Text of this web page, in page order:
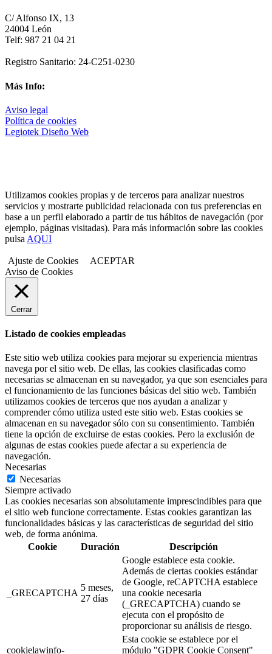
C/ Alfonso IX, 13
24004 León
Telf: 987 21 04 21
Registro Sanitario: 24-C251-0230
Más Info:
Aviso legal
Política de cookies
Legiotek Diseño Web
Utilizamos cookies propias y de terceros para analizar nuestros
servicios y mostrarte publicidad relacionada con tus preferencias en
base a un perfil elaborado a partir de tus hábitos de navegación (por
ejemplo, páginas visitadas). Para más información sobre las cookies
pulsa AQUI
Ajuste de Cookies
ACEPTAR
Aviso de Cookies
Cerrar
Listado de cookies empleadas
Este sitio web utiliza cookies para mejorar su experiencia mientras
navega por el sitio web. De ellas, las cookies clasificadas como
necesarias se almacenan en su navegador, ya que son esenciales para
el funcionamiento de las funciones básicas del sitio web. También
utilizamos cookies de terceros que nos ayudan a analizar y
comprender cómo utiliza usted este sitio web. Estas cookies se
almacenan en su navegador sólo con su consentimiento. También
tiene la opción de excluirse de estas cookies. Pero la exclusión de
algunas de estas cookies puede afectar a su experiencia de
navegación.
Necesarias
Necesarias
Siempre activado
Las cookies necesarias son absolutamente imprescindibles para que
el sitio web funcione correctamente. Estas cookies garantizan las
funcionalidades básicas y las características de seguridad del sitio
web, de forma anónima.
Cookie
Duración Descripción
_GRECAPTCHA
5 meses,
27 días
Google establece esta cookie.
Además de ciertas cookies estándar
de Google, reCAPTCHA establece
una cookie necesaria
(_GRECAPTCHA) cuando se
ejecuta con el propósito de
proporcionar su análisis de riesgo.
cookielawinfo-
Esta cookie se establece por el
módulo "GDPR Cookie Consent"